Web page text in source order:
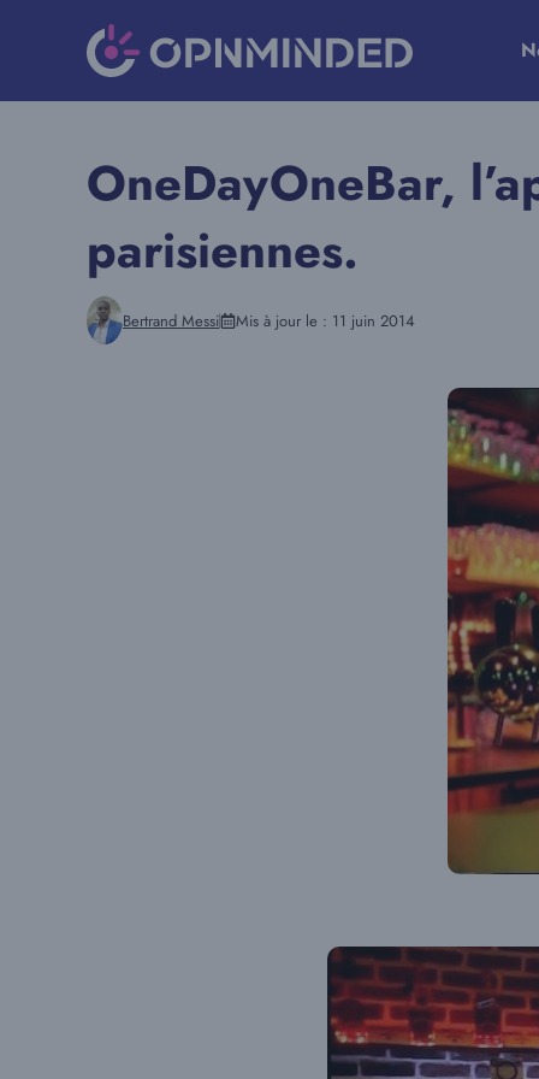
OneDayOneBar,
parisiennes.
Bertrand Messi Mis à jour le : 11 juin 2014